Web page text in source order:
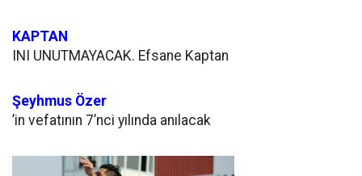
KAPTAN
INI UNUTMAYACAK. Efsane Kaptan
Şeyhmus Özer
’in vefatının 7’nci yılında anılacak